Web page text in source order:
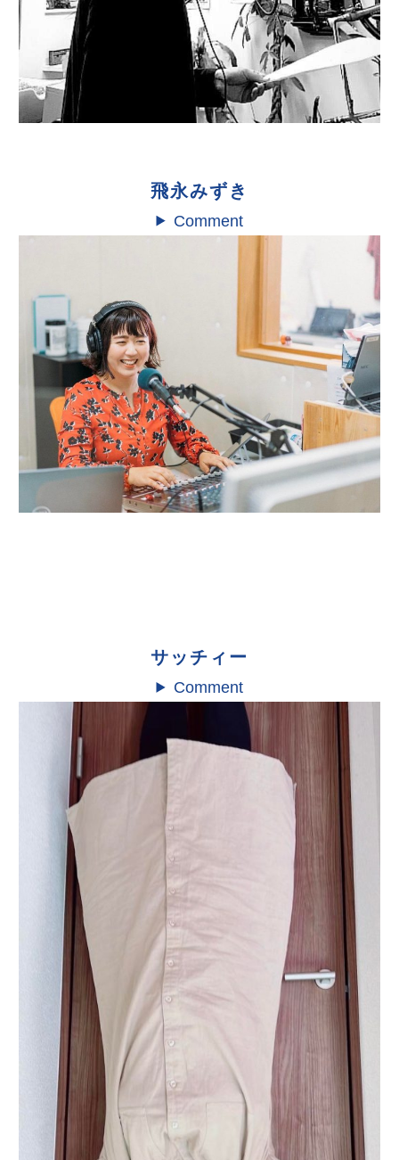
飛永みずき
Comment
サッチィー
Comment